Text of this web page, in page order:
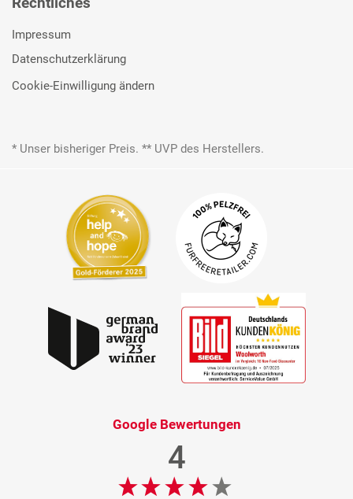
Impressum
Datenschutzerklärung
Cookie-Einwilligung ändern
* Unser bisheriger Preis. ** UVP des Herstellers.
Google Bewertungen
4